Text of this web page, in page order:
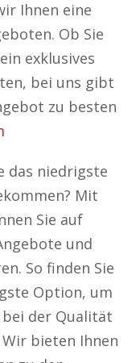
Ihnen eine
Ob Sie
exklusives
bei uns gibt
zu besten
das niedrigste
Mit
Sie auf
und
So finden Sie
Option, um
der Qualität
bieten Ihnen